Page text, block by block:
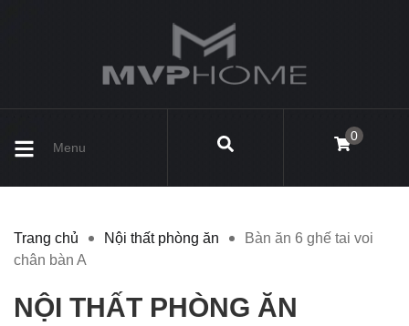
Menu
0
Trang chủ Nội thất phòng ăn
Bàn ăn 6 ghế tai voi
chân bàn A
NỘI THẤT PHÒNG ĂN